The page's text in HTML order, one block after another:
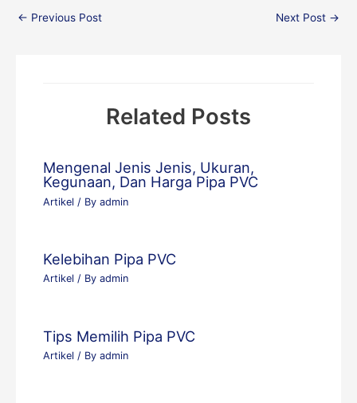
← Previous Post Next Post →
Related Posts
Mengenal Jenis Jenis, Ukuran,
Kegunaan, Dan Harga Pipa PVC
Artikel / Byadmin
Kelebihan Pipa PVC
Artikel / Byadmin
Tips Memilih Pipa PVC
Artikel / Byadmin